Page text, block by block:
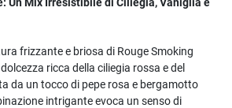
frizzante e briosa di Rouge Smoking
ricca della ciliegia rossa e del
da un tocco di pepe rosa e bergamotto
intrigante evoca un senso di